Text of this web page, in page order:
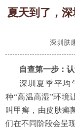
夏天到了，
深圳肤
自查第一步：
深圳夏季平均
种“高温高湿”环境
叫甲癣，由皮肤癣
们在不同阶段会呈